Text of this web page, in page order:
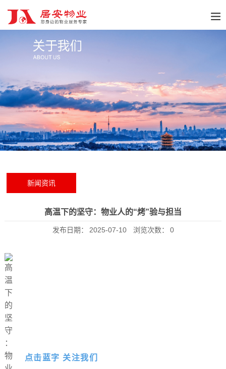
新闻资讯
高温下的坚守：物业人的“烤”验与担当
发布日期： 2025-07-10 浏览次数： 0
点击蓝字 关注我们